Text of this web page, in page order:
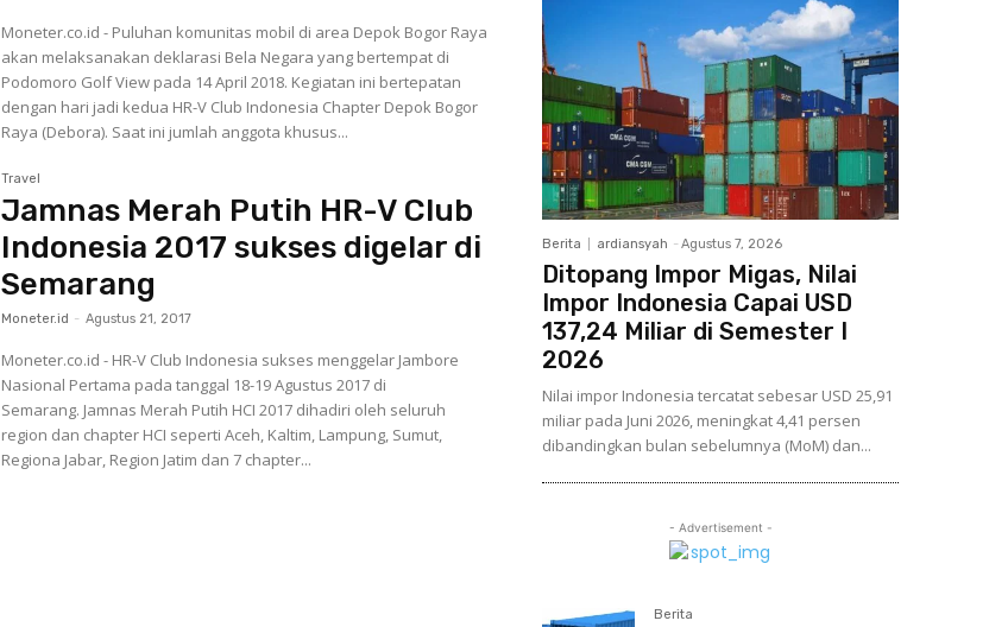
Moneter.co.id - Puluhan komunitas mobil di area Depok Bogor Raya
akan melaksanakan deklarasi Bela Negara yang bertempat di
Podomoro Golf View pada 14 April 2018. Kegiatan ini bertepatan
dengan hari jadi kedua HR-V Club Indonesia Chapter Depok Bogor
Raya (Debora). Saat ini jumlah anggota khusus...
Travel
Jamnas Merah Putih HR-V Club
Indonesia 2017 sukses digelar di
Semarang
Moneter.id - Agustus 21, 2017
Moneter.co.id - HR-V Club Indonesia sukses menggelar Jambore
Nasional Pertama pada tanggal 18-19 Agustus 2017 di
Semarang. Jamnas Merah Putih HCI 2017 dihadiri oleh seluruh
region dan chapter HCI seperti Aceh, Kaltim, Lampung, Sumut,
Regiona Jabar, Region Jatim dan 7 chapter...
Berita ardiansyah - Agustus 7, 2026
Ditopang Impor Migas, Nilai
Impor Indonesia Capai USD
137,24 Miliar di Semester I
2026
Nilai impor Indonesia tercatat sebesar USD 25,91
miliar pada Juni 2026, meningkat 4,41 persen
dibandingkan bulan sebelumnya (MoM) dan...
- Advertisement -
Berita